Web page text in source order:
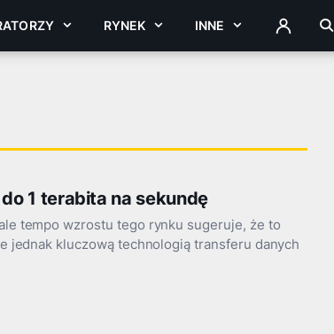
RYNEK INNE ZALOGUJ
1 terabita na sekundę
tempo wzrostu tego rynku sugeruje, że to
jednak kluczową technologią transferu danych